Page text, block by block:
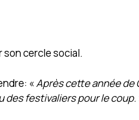
son cercle social.
«Après cette année de
des festivaliers pour le coup.